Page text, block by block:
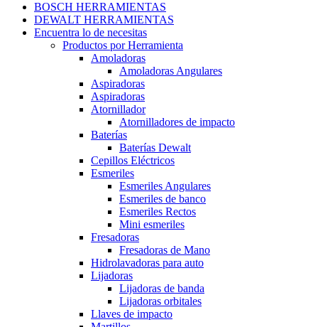
BOSCH HERRAMIENTAS
DEWALT HERRAMIENTAS
Encuentra lo de necesitas
Productos por Herramienta
Amoladoras
Amoladoras Angulares
Aspiradoras
Aspiradoras
Atornillador
Atornilladores de impacto
Baterías
Baterías Dewalt
Cepillos Eléctricos
Esmeriles
Esmeriles Angulares
Esmeriles de banco
Esmeriles Rectos
Mini esmeriles
Fresadoras
Fresadoras de Mano
Hidrolavadoras para auto
Lijadoras
Lijadoras de banda
Lijadoras orbitales
Llaves de impacto